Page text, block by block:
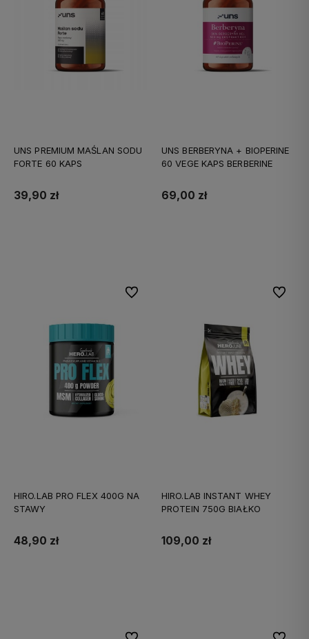
UNS PREMIUM MAŚLAN SODU
FORTE 60 KAPS
39,90 zł
UNS BERBERYNA + BIOPERINE
60 VEGE KAPS BERBERINE
69,00 zł
HIRO.LAB PRO FLEX 400G NA
STAWY
48,90 zł
Do ulubionych
HIRO.LAB INSTANT WHEY
PROTEIN 750G BIAŁKO
109,00 zł
Do